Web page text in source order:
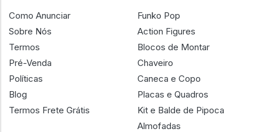
Como Anunciar
Sobre Nós
Termos
Pré-Venda
Políticas
Blog
Termos Frete Grátis
Funko Pop
Action Figures
Blocos de Montar
Chaveiro
Caneca e Copo
Placas e Quadros
Kit e Balde de Pipoca
Almofadas